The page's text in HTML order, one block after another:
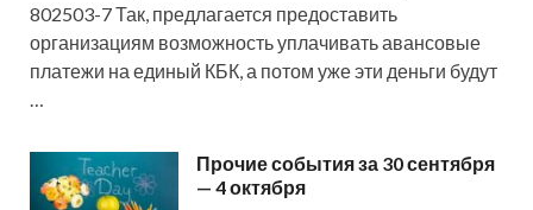
802503-7 Так, предлагается предоставить
организациям возможность уплачивать авансовые
платежи на единый КБК, а потом уже эти деньги будут
…
Прочие события за 30 сентября
— 4 октября